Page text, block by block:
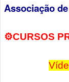
Associação
⚙️​CURSOS